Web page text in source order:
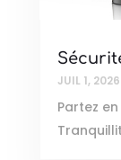
JUIL 1, 2026
Partez